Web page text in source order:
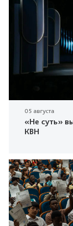
05 августа
«Не суть»
КВН